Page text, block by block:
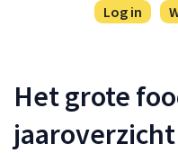
Log in
Het grote
jaaroverzicht